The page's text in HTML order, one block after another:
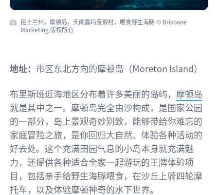
昆士兰州，摩顿岛，天阁露玛度假村，喂食野生海豚 © Brisbane
Marketing 版权所有
地址： 市区东北方向的摩顿岛（Moreton Island）
布里斯班近海地区分布着许多美丽的岛屿， 摩顿岛
就是其中之一。摩顿岛完全由沙构成，是国家公园
的一部分，岛上景观奇妙别致，能够带给你难忘的
家庭冒险之旅，是你回归大自然、体验各种活动的
好去处。这个充满田园气息的小岛本身就充满魅
力，还提供各种适合全家一起游玩的王牌体验项
目，包括亲手给野生海豚喂食，在沙丘上骑四轮摩
托车，以及体验摩顿神奇的水下世界。